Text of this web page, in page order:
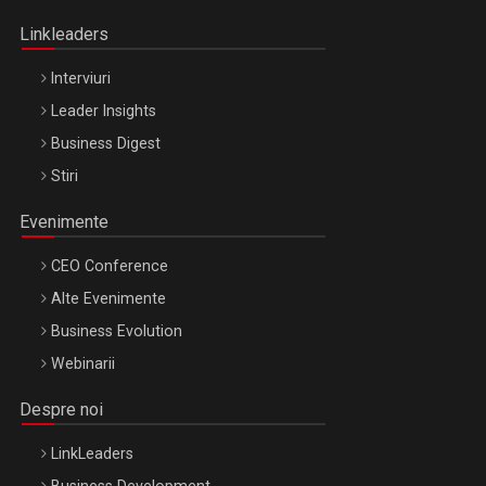
Linkleaders
Interviuri
Leader Insights
Business Digest
Stiri
Evenimente
CEO Conference
Alte Evenimente
Business Evolution
Webinarii
Despre noi
LinkLeaders